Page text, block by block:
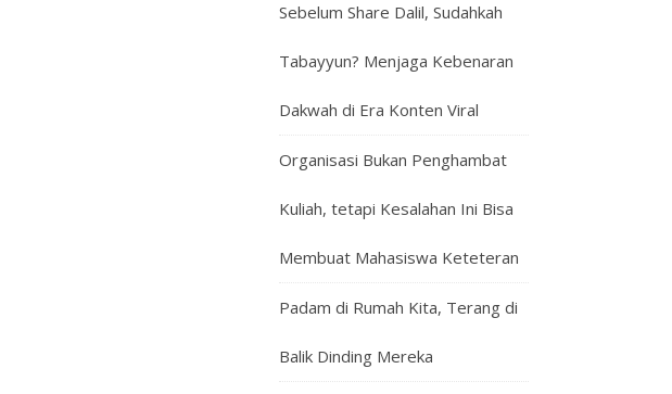
Sebelum Share Dalil, Sudahkah
Tabayyun? Menjaga Kebenaran
Dakwah di Era Konten Viral
Organisasi Bukan Penghambat
Kuliah, tetapi Kesalahan Ini Bisa
Membuat Mahasiswa Keteteran
Padam di Rumah Kita, Terang di
Balik Dinding Mereka